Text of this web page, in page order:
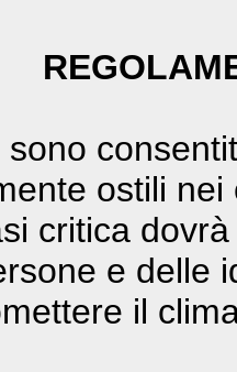
sono
ostili
critica
e delle
il